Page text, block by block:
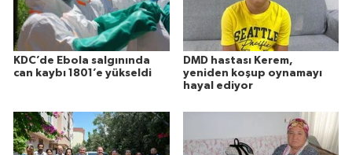
KDC’de Ebola salgınında
can kaybı 1801’e yükseldi
DMD hastası Kerem,
yeniden koşup oynamayı
hayal ediyor